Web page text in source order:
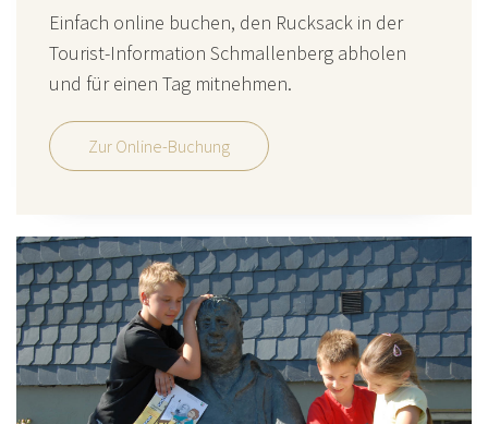
Einfach online buchen, den Rucksack in der
Tourist-Information Schmallenberg abholen
und für einen Tag mitnehmen.
Zur Online-Buchung